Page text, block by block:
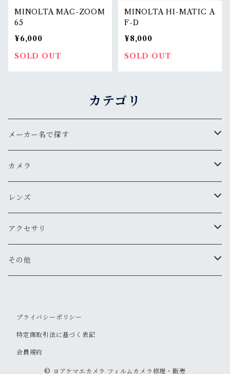
MINOLTA MAC-ZOOM
65
¥6,000
SOLD OUT
MINOLTA HI-MATIC A
F-D
¥8,000
SOLD OUT
カテゴリ
メーカー名で探す
ペンタックス
オリンパス
ニコン
キヤノン
リコー
コニカ
カメラ
用途から探す
気軽にスナップ
マニュアル操作で本格的に
一眼レフ
ペンタックス
ミノルタ
レンジファインダー(レンズ交換式)
ミノルタ(千代田光学)
ミノルタ
リコー
ハーフカメラ
オリンパス
コンパクトカメラ(マニュアルフォーカス)
レンズ
焦点距離から探す
広角
望遠
ニコンFマウント
ペンタックスKマウント
オリンパスOMマウント
アクセサリ
レンズフード
キャップ
ストラップ
その他
プライバシーポリシー
特定商取引法に基づく表記
会員規約
© ヨアケマエカメラ フィルムカメラ修理・販売